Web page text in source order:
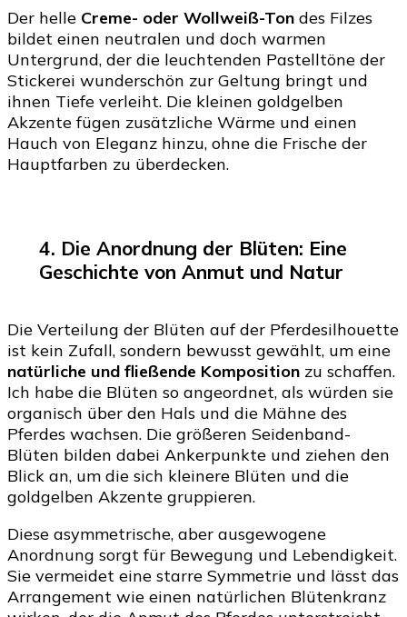
Der helle Creme- oder Wollweiß-Ton des Filzes
bildet einen neutralen und doch warmen
Untergrund, der die leuchtenden Pastelltöne der
Stickerei wunderschön zur Geltung bringt und
ihnen Tiefe verleiht. Die kleinen goldgelben
Akzente fügen zusätzliche Wärme und einen
Hauch von Eleganz hinzu, ohne die Frische der
Hauptfarben zu überdecken.
4. Die Anordnung der Blüten: Eine
Geschichte von Anmut und Natur
Die Verteilung der Blüten auf der Pferdesilhouette
ist kein Zufall, sondern bewusst gewählt, um eine
natürliche und fließende Komposition zu schaffen.
Ich habe die Blüten so angeordnet, als würden sie
organisch über den Hals und die Mähne des
Pferdes wachsen. Die größeren Seidenband-
Blüten bilden dabei Ankerpunkte und ziehen den
Blick an, um die sich kleinere Blüten und die
goldgelben Akzente gruppieren.
Diese asymmetrische, aber ausgewogene
Anordnung sorgt für Bewegung und Lebendigkeit.
Sie vermeidet eine starre Symmetrie und lässt das
Arrangement wie einen natürlichen Blütenkranz